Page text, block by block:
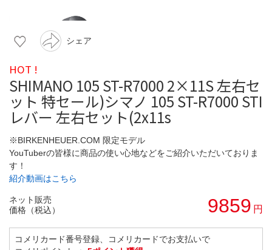
シェア
HOT !
SHIMANO 105 ST-R7000 2×11S 左右セ
ット 特セール)シマノ 105 ST-R7000 STI
レバー 左右セット(2x11s
※BIRKENHEUER.COM 限定モデル
YouTuberの皆様に商品の使い心地などをご紹介いただいておりま
す！
紹介動画はこちら
ネット販売
価格（税込）
9859 円
コメリカード番号登録、コメリカードでお支払いで